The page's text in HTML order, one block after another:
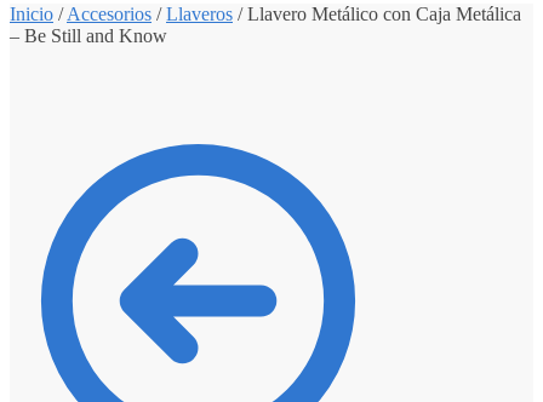
Inicio /Accesorios /Llaveros /Llavero Metálico con Caja Metálica
– Be Still and Know